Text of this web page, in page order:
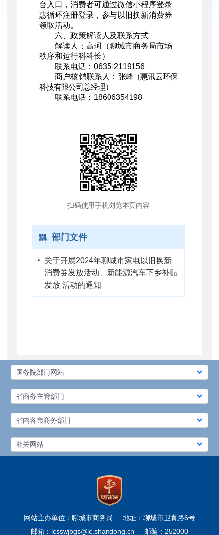
台入口，消费者可通过微信小程序登录
惠循环注册登录，参与以旧换新消费券
领取活动。
六、政策解读人及联系方式
解读人：高珂（聊城市商务局市场
秩序和运行科科长）
联系电话：0635-2119156
商户核销联系人： 张峰（惠讯云环保
科技有限公司 总经理）
联系电话：18606354198
扫码使用手机浏览本页内容
部门文件
关于开展2024年聊城市家电以旧换新
消费券发放活动、新能源汽车下乡补贴
发放 活动的通知
国务院部门网站
省商务主管部门
省内各市商务部门
相关网站
网站主办单位：聊城市商务局
地址：聊城市卫育路6号
邮箱：lcsswjbgs@lc.shandong.cn
邮编：252000